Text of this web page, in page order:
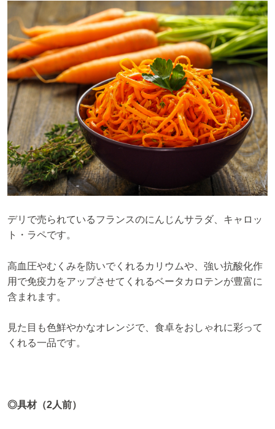
デリで売られているフランスのにんじんサラダ、キャロッ
ト・ラペです。
高血圧やむくみを防いでくれるカリウムや、強い抗酸化作
用で免疫力をアップさせてくれるベータカロテンが豊富に
含まれます。
見た目も色鮮やかなオレンジで、食卓をおしゃれに彩って
くれる一品です。
◎具材（2人前）